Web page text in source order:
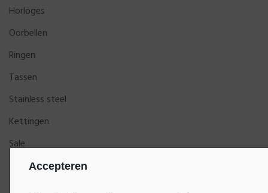
Accepteren
Horloges
Oorbellen
Ringen
Tassen
Stainless steel
Kettingen
Sale